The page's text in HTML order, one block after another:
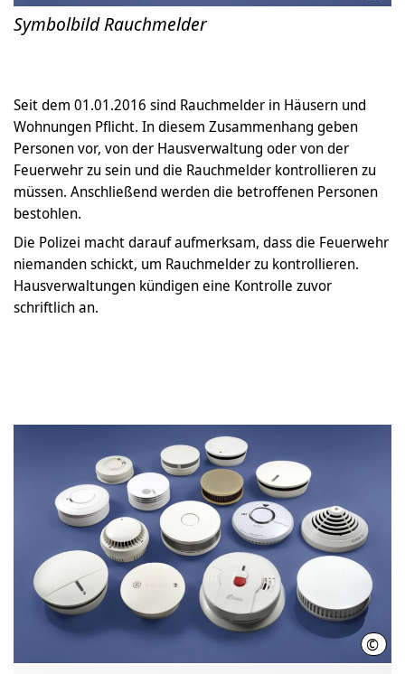
Symbolbild Rauchmelder
Seit dem 01.01.2016 sind Rauchmelder in Häusern und
Wohnungen Pflicht. In diesem Zusammenhang geben
Personen vor, von der Hausverwaltung oder von der
Feuerwehr zu sein und die Rauchmelder kontrollieren zu
müssen. Anschließend werden die betroffenen Personen
bestohlen.
Die Polizei macht darauf aufmerksam, dass die Feuerwehr
niemanden schickt, um Rauchmelder zu kontrollieren.
Hausverwaltungen kündigen eine Kontrolle zuvor
schriftlich an.
©